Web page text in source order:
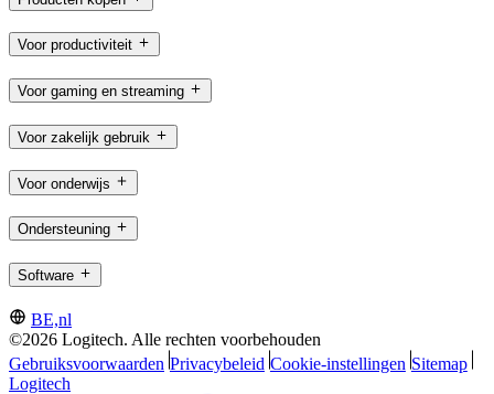
Voor productiviteit
Voor gaming en streaming
Voor zakelijk gebruik
Voor onderwijs
Ondersteuning
Software
BE,nl
©2026 Logitech. Alle rechten voorbehouden
Gebruiksvoorwaarden Privacybeleid Cookie-instellingen Sitemap
Logitech